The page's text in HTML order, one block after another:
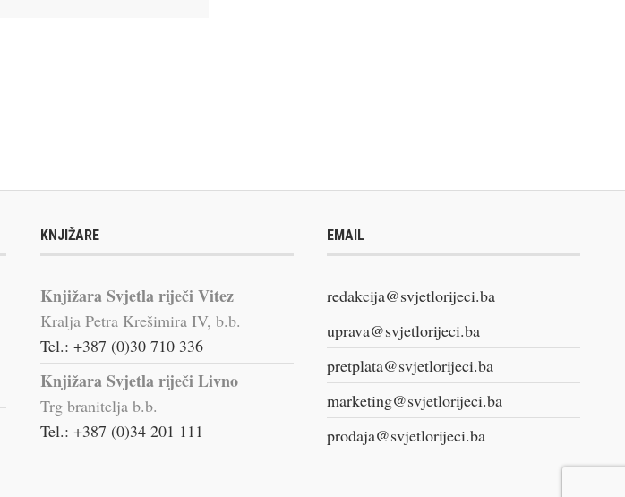
KNJIŽARE
Knjižara Svjetla riječi Vitez
Kralja Petra Krešimira IV, b.b.
Tel.: +387 (0)30 710 336
Knjižara Svjetla riječi Livno
Trg branitelja b.b.
Tel.: +387 (0)34 201 111
EMAIL
redakcija@svjetlorijeci.ba
uprava@svjetlorijeci.ba
pretplata@svjetlorijeci.ba
marketing@svjetlorijeci.ba
prodaja@svjetlorijeci.ba